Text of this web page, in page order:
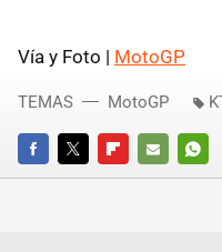
Vía y Foto | MotoGP
FACEBOOKTWITTERFLIPBOARD
E-
TEMAS MotoGP